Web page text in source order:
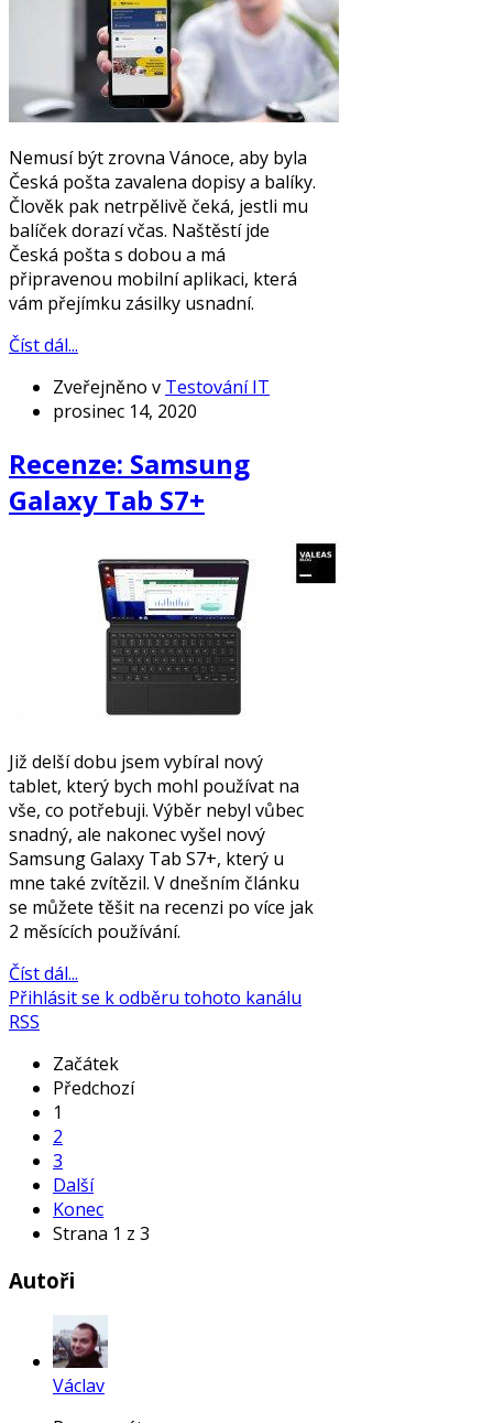
Nemusí být zrovna Vánoce, aby byla
Česká pošta zavalena dopisy a balíky.
Člověk pak netrpělivě čeká, jestli mu
balíček dorazí včas. Naštěstí jde
Česká pošta s dobou a má
připravenou mobilní aplikaci, která
vám přejímku zásilky usnadní.
Číst dál...
Zveřejněno v Testování IT
prosinec 14, 2020
Recenze: Samsung
Galaxy Tab S7+
Již delší dobu jsem vybíral nový
tablet, který bych mohl používat na
vše, co potřebuji. Výběr nebyl vůbec
snadný, ale nakonec vyšel nový
Samsung Galaxy Tab S7+, který u
mne také zvítězil. V dnešním článku
se můžete těšit na recenzi po více jak
2 měsících používání.
Číst dál...
Přihlásit se k odběru tohoto kanálu
RSS
Začátek
Předchozí
1
2
3
Další
Konec
Strana 1 z 3
Autoři
Václav